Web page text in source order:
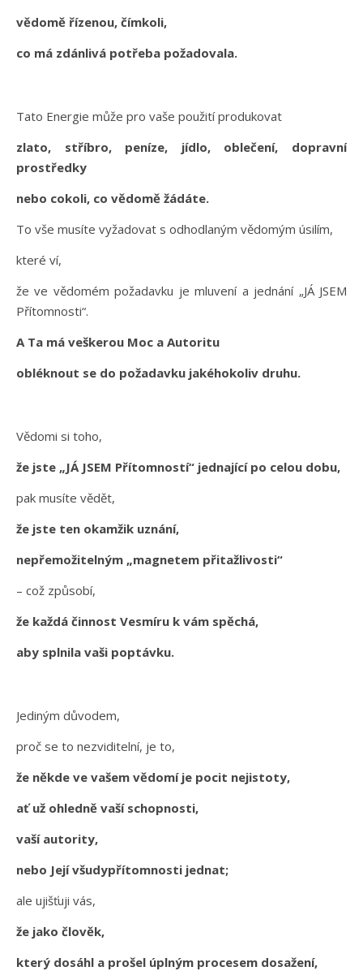
vědomě řízenou, čímkoli,
co má zdánlivá potřeba požadovala.
Tato Energie může pro vaše použití produkovat
zlato, stříbro, peníze, jídlo, oblečení, dopravní
prostředky
nebo cokoli, co vědomě žádáte.
To vše musíte vyžadovat s odhodlaným vědomým úsilím,
které ví,
že ve vědomém požadavku je mluvení a jednání „JÁ JSEM
Přítomnosti“.
A Ta má veškerou Moc a Autoritu
obléknout se do požadavku jakéhokoliv druhu.
Vědomi si toho,
že jste „JÁ JSEM Přítomností“ jednající po celou dobu,
pak musíte vědět,
že jste ten okamžik uznání,
nepřemožitelným „magnetem přitažlivosti“
– což způsobí,
že každá činnost Vesmíru k vám spěchá,
aby splnila vaši poptávku.
Jediným důvodem,
proč se to nezviditelní, je to,
že někde ve vašem vědomí je pocit nejistoty,
ať už ohledně vaší schopnosti,
vaší autority,
nebo Její všudypřítomnosti jednat;
ale ujišťuji vás,
že jako člověk,
který dosáhl a prošel úplným procesem dosažení,